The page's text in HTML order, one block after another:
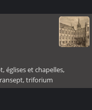
,églises et chapelles,
,triforium